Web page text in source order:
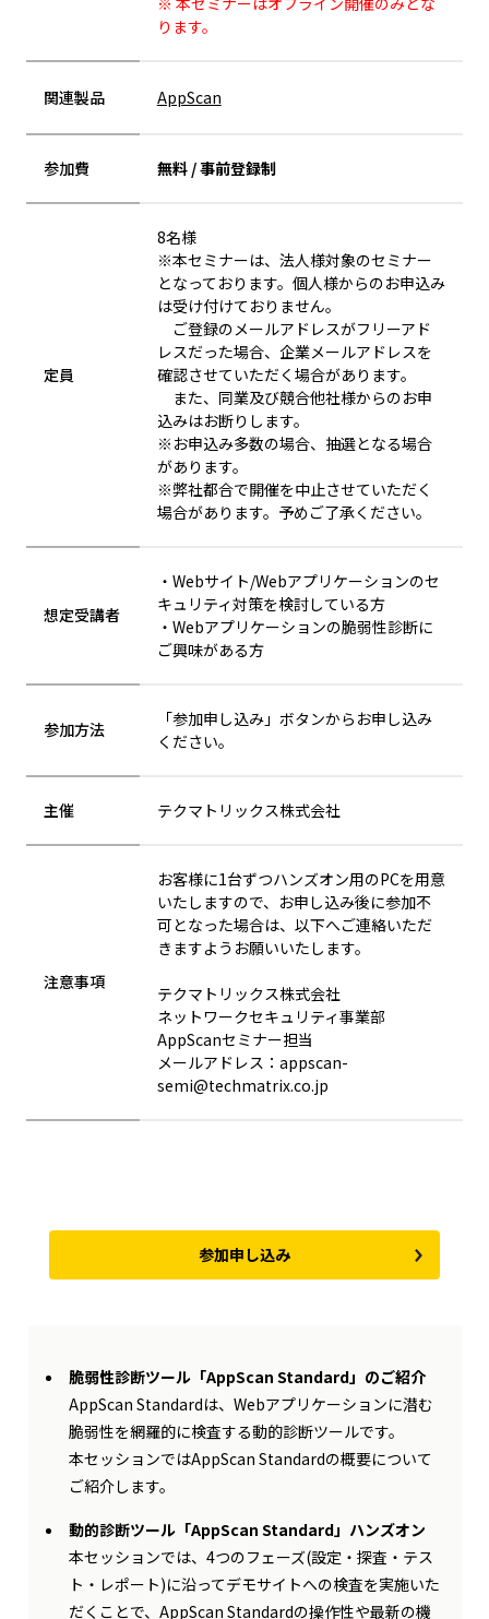
ります。
関連製品 AppScan
参加費 無料 / 事前登録制
定員
8名様
※本セミナーは、法人様対象のセミナー
となっております。個人様からのお申込み
は受け付けておりません。
ご登録のメールアドレスがフリーアド
レスだった場合、企業メールアドレスを
確認させていただく場合があります。
また、同業及び競合他社様からのお申
込みはお断りします。
※お申込み多数の場合、抽選となる場合
があります。
※弊社都合で開催を中止させていただく
場合があります。予めご了承ください。
想定受講者
・Webサイト/Webアプリケーションのセ
キュリティ対策を検討している方
・Webアプリケーションの脆弱性診断に
ご興味がある方
参加方法
「参加申し込み」ボタンからお申し込み
ください。
主催 テクマトリックス株式会社
注意事項
お客様に1台ずつハンズオン用のPCを用意
いたしますので、お申し込み後に参加不
可となった場合は、以下へご連絡いただ
きますようお願いいたします。
テクマトリックス株式会社
ネットワークセキュリティ事業部
AppScanセミナー担当
メールアドレス：appscan-
semi@techmatrix.co.jp
参加申し込み
脆弱性診断ツール「AppScan Standard」のご紹介
AppScan Standardは、Webアプリケーションに潜む
脆弱性を網羅的に検査する動的診断ツールです。
本セッションではAppScan Standardの概要について
ご紹介します。
動的診断ツール「AppScan Standard」ハンズオン
本セッションでは、4つのフェーズ(設定・探査・テス
ト・レポート)に沿ってデモサイトへの検査を実施いた
だくことで、AppScan Standardの操作性や最新の機